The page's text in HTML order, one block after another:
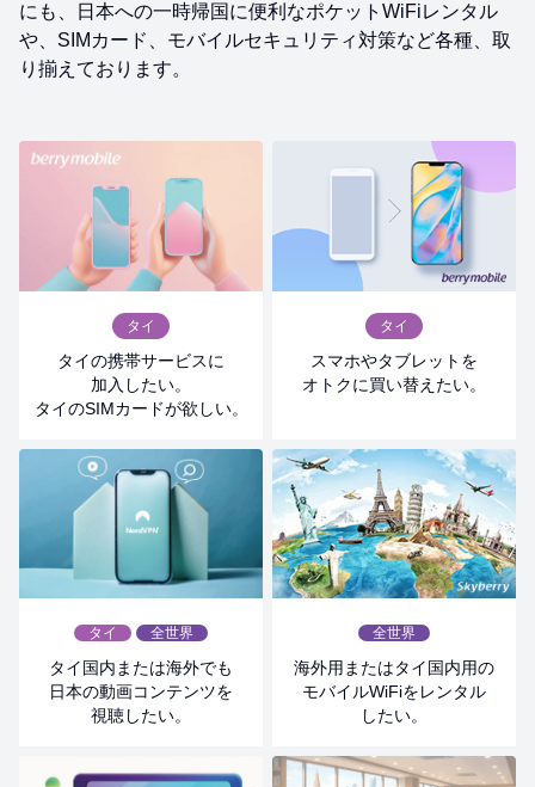
2026.07.03 営業・休業
【シラチャ店】定休日に関してのお知らせ
【夏休み先取りキャンペーン開催】TRAVeSIM データ無
制限プラン | 対象プランが最大52%OFF！
2026.06.02 新サービス
【新サービス】留学生向けプラン「留学応援プラン」提
供開始のお知らせ
2026.04.19 営業・休業
臨時休業のお知らせ：2026年5月7日
2026.04.01 お知らせ
【写真プリントサービス】 価格改定のお知らせ
2026.04.01 お知らせ
＜4月限定＞あなたの声、お聞かせください！お客様目安
箱設置のお知らせ
2026.03.30 営業・休業
【お知らせ】2026年 ソンクラン（タイ旧正月）休業のご
にも、
日本への一時帰国に便利なポケットWiFiレンタル
や、 SIMカード、モバイルセキュリティ対策など各種、取
り揃えております。
タイ
タイの携帯サービスに
加入したい。
タイのSIMカードが欲しい。
タイ
スマホやタブレットを
オトクに買い替えたい。
タイ 全世界
タイ国内または海外でも
日本の動画コンテンツを
視聴したい。
全世界
海外用またはタイ国内用の
モバイルWiFiをレンタル
したい。